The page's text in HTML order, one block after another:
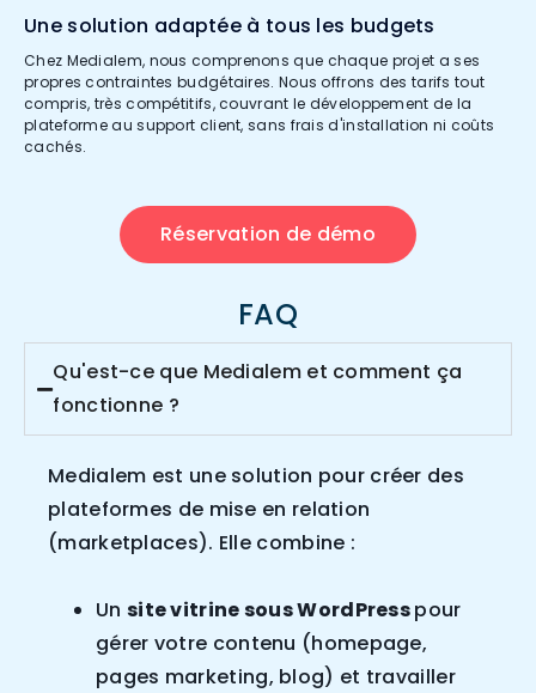
Une solution adaptée à tous les budgets
Chez Medialem, nous comprenons que chaque projet a ses
propres contraintes budgétaires. Nous offrons des tarifs tout
compris, très compétitifs, couvrant le développement de la
plateforme au support client, sans frais d'installation ni coûts
cachés.
Réservation de démo
FAQ
Qu'est-ce que Medialem et comment ça
fonctionne ?
Medialem est une solution pour créer des
plateformes de mise en relation
(marketplaces). Elle combine :
Un site vitrine sous WordPresspour
gérer votre contenu (homepage,
pages marketing, blog) et travailler